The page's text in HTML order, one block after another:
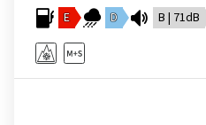
E D B | 71dB